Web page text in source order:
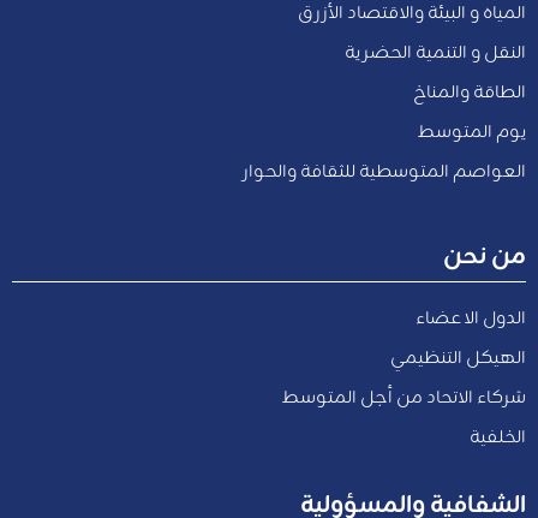
المياه و البيئة والاقتصاد الأزرق
النقل و التنمية الحضرية
الطاقة والمناخ
يوم المتوسط
العواصم المتوسطية للثقافة والحوار
من نحن
الدول الاعضاء
الهيكل التنظيمي
شركاء الاتحاد من أجل المتوسط
الخلفية
الشفافية والمسؤولية